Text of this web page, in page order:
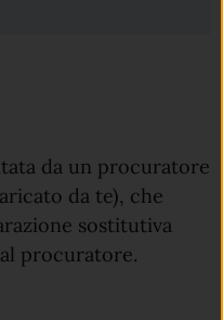
da un procuratore
da te), che
sostitutiva
procuratore.